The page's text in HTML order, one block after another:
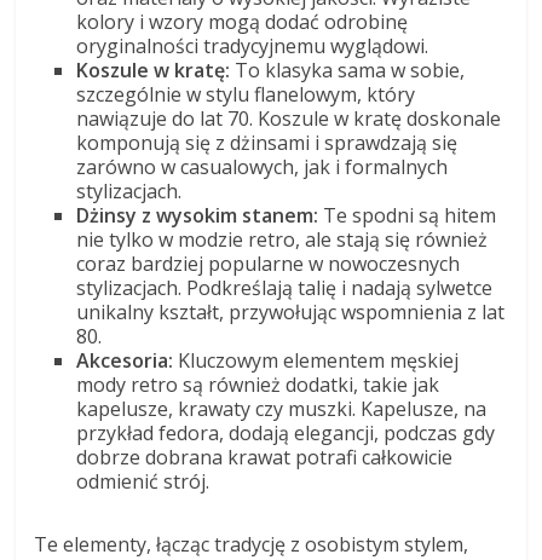
kolory i wzory mogą dodać odrobinę
oryginalności tradycyjnemu wyglądowi.
Koszule w kratę: To klasyka sama w sobie,
szczególnie w stylu flanelowym, który
nawiązuje do lat 70. Koszule w kratę doskonale
komponują się z dżinsami i sprawdzają się
zarówno w casualowych, jak i formalnych
stylizacjach.
Dżinsy z wysokim stanem: Te spodni są hitem
nie tylko w modzie retro, ale stają się również
coraz bardziej popularne w nowoczesnych
stylizacjach. Podkreślają talię i nadają sylwetce
unikalny kształt, przywołując wspomnienia z lat
80.
Akcesoria: Kluczowym elementem męskiej
mody retro są również dodatki, takie jak
kapelusze, krawaty czy muszki. Kapelusze, na
przykład fedora, dodają elegancji, podczas gdy
dobrze dobrana krawat potrafi całkowicie
odmienić strój.
Te elementy, łącząc tradycję z osobistym stylem,